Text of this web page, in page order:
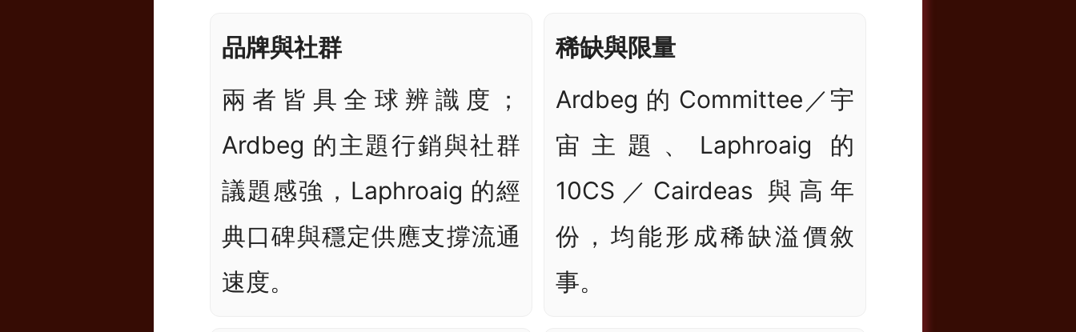
品牌與社群
兩者皆具全球辨識度；
Ardbeg 的主題行銷與社群
議題感強，Laphroaig 的經
典口碑與穩定供應支撐流通
速度。
稀缺與限量
Ardbeg 的 Committee／宇
宙主題、Laphroaig 的
10CS／Cairdeas 與高年
份，均能形成稀缺溢價敘
事。